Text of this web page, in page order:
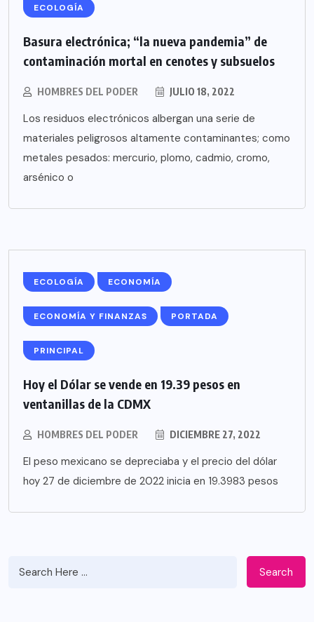
ECOLOGÍA
Basura electrónica; “la nueva pandemia” de
contaminación mortal en cenotes y subsuelos
HOMBRES DEL PODER JULIO 18, 2022
Los residuos electrónicos albergan una serie de
materiales peligrosos altamente contaminantes; como
metales pesados: mercurio, plomo, cadmio, cromo,
arsénico o
ECOLOGÍA ECONOMÍA
ECONOMÍA Y FINANZAS PORTADA
PRINCIPAL
Hoy el Dólar se vende en 19.39 pesos en
ventanillas de la CDMX
HOMBRES DEL PODER DICIEMBRE 27, 2022
El peso mexicano se depreciaba y el precio del dólar
hoy 27 de diciembre de 2022 inicia en 19.3983 pesos
Search